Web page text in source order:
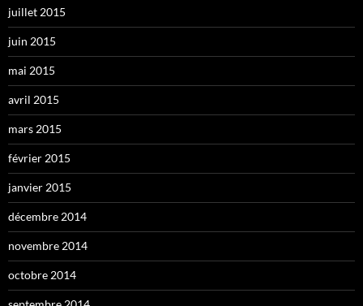
juillet 2015
juin 2015
mai 2015
avril 2015
mars 2015
février 2015
janvier 2015
décembre 2014
novembre 2014
octobre 2014